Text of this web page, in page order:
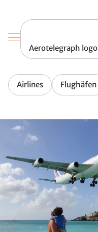
Aerotelegraph logo
Airlines Flughäfen